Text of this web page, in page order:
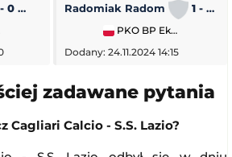
0 Piast Gliwice
Radomiak Radom 1 - 2
PKO BP Ekstraklasa
Dodany: 24.11.2024 14:15
zadawane pytania
Cagliari Calcio - S.S. Lazio?